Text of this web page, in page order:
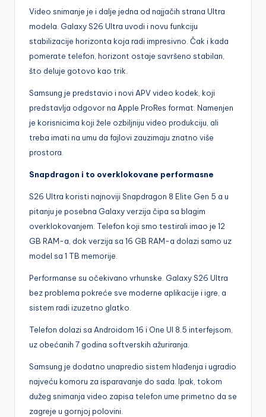
Video snimanje je i dalje jedna od najjačih strana Ultra
modela. Galaxy S26 Ultra uvodi i novu funkciju
stabilizacije horizonta koja radi impresivno. Čak i kada
pomerate telefon, horizont ostaje savršeno stabilan,
što deluje gotovo kao trik.
Samsung je predstavio i novi APV video kodek, koji
predstavlja odgovor na Apple ProRes format. Namenjen
je korisnicima koji žele ozbiljniju video produkciju, ali
treba imati na umu da fajlovi zauzimaju znatno više
prostora.
Snapdragon i to overklokovane performasne
S26 Ultra koristi najnoviji Snapdragon 8 Elite Gen 5 a u
pitanju je posebna Galaxy verzija čipa sa blagim
overklokovanjem. Telefon koji smo testirali imao je 12
GB RAM-a, dok verzija sa 16 GB RAM-a dolazi samo uz
model sa 1 TB memorije.
Performanse su očekivano vrhunske. Galaxy S26 Ultra
bez problema pokreće sve moderne aplikacije i igre, a
sistem radi izuzetno glatko.
Telefon dolazi sa Androidom 16 i One UI 8.5 interfejsom,
uz obećanih 7 godina softverskih ažuriranja.
Samsung je dodatno unapredio sistem hlađenja i ugradio
najveću komoru za isparavanje do sada. Ipak, tokom
dužeg snimanja video zapisa telefon ume primetno da se
zagreje u gornjoj polovini.